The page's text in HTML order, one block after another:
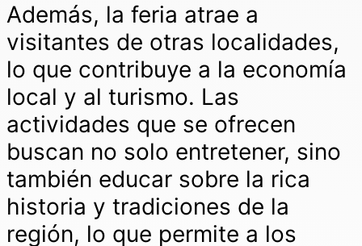
Además, la feria atrae a
visitantes de otras localidades,
lo que contribuye a la economía
local y al turismo. Las
actividades que se ofrecen
buscan no solo entretener, sino
también educar sobre la rica
historia y tradiciones de la
región, lo que permite a los